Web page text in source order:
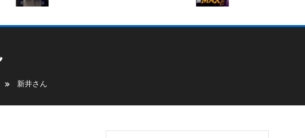
新井さん